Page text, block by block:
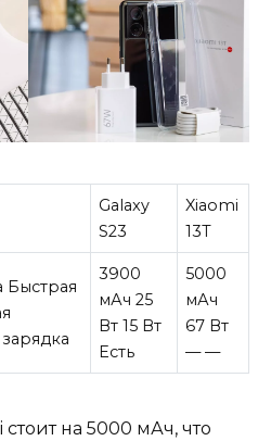
Galaxy
S23
Xiaomi
13T
Быстрая
3900
мАч 25
Вт 15 Вт
Есть
5000
мАч
67 Вт
— —
на 5000 мАч, что